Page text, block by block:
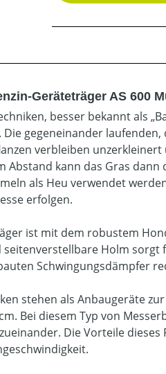
Geräteträger AS 600
besser bekannt als
gegeneinander
verbleiben
Abstand kann das Gras
als Heu verwendet
erfolgen.
ist mit dem robustem
Holm
Schwingungsdämpfer
stehen als Anbaugeräte
Bei diesem Typ von
Die Vorteile